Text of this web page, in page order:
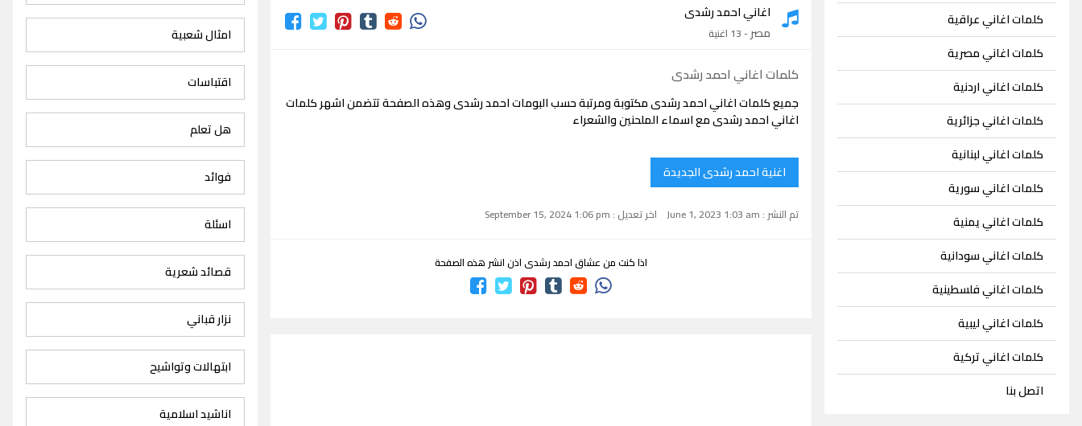
كلمات اغاني عراقية
كلمات اغاني مصرية
كلمات اغاني اردنية
كلمات اغاني جزائرية
كلمات اغاني لبنانية
كلمات اغاني سورية
كلمات اغاني يمنية
كلمات اغاني سودانية
كلمات اغاني فلسطينية
كلمات اغاني ليبية
كلمات اغاني تركية
اتصل بنا
اغاني احمد رشدى
مصر- 13 اغنية
كلمات اغاني احمد رشدى
جميع كلمات اغاني احمد رشدى مكتوبة ومرتبة حسب البومات احمد رشدى وهذه الصفحة تتضمن اشهر كلمات
اغاني احمد رشدى مع اسماء الملحنين والشعراء
اغنية احمد رشدى الجديدة
تم النشر : June 1, 2023 1:03 am اخر تعديل : September 15, 2024 1:06 pm
اذا كنت من عشاق احمد رشدى اذن انشر هذه الصفحة
امثال شعبية
اقتباسات
هل تعلم
فوائد
اسئلة
قصائد شعرية
نزار قباني
ابتهالات وتواشيح
اناشيد اسلامية